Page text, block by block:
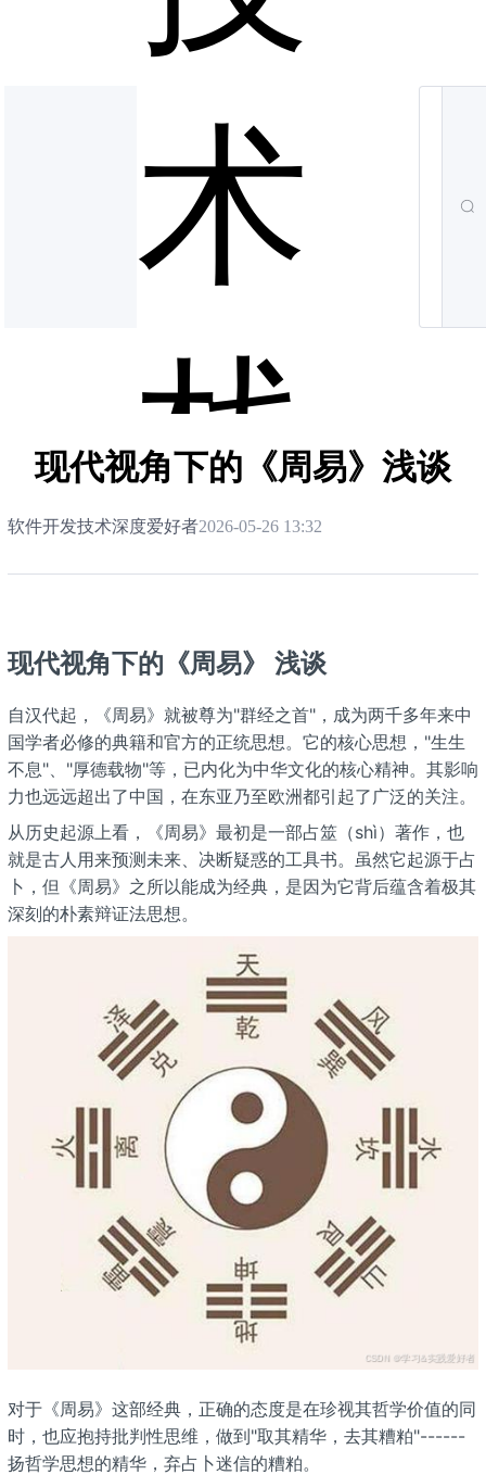
术
栈
现代视角下的《周易》浅谈
软件开发技术深度爱好者2026-05-26 13:32
现代视角下的《周易》 浅谈
自汉代起，《周易》就被尊为"群经之首"，成为两千多年来中
国学者必修的典籍和官方的正统思想。它的核心思想，"生生
不息"、"厚德载物"等，已内化为中华文化的核心精神。其影响
力也远远超出了中国，在东亚乃至欧洲都引起了广泛的关注。
从历史起源上看，《周易》最初是一部占筮（shì）著作，也
就是古人用来预测未来、决断疑惑的工具书。虽然它起源于占
卜，但《周易》之所以能成为经典，是因为它背后蕴含着极其
深刻的朴素辩证法思想。
对于《周易》这部经典，正确的态度是在珍视其哲学价值的同
时，也应抱持批判性思维，做到"取其精华，去其糟粕"------
扬哲学思想的精华，弃占卜迷信的糟粕。